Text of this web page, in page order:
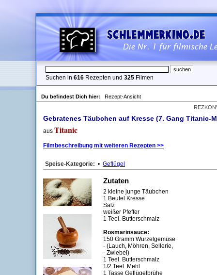
Suchen in 616 Rezepten und 325 Filmen
Du befindest Dich hier:
Rezept-Ansicht
Gebratenes Täubchen auf Kresse (7. Gang Titanic-
aus Titanic
Filmbeschreibung mit weiteren Rezepten >>
Speise-Kategorie: • Geflügel
Zutaten
2 kleine junge Täubchen
1 Beutel Kresse
Salz
weißer Pfeffer
1 Teel. Butterschmalz
Rosmarinsauce:
150 Gramm Wurzelgemüse
- (Lauch, Möhren, Sellerie,
- Zwiebel)
1 Teel. Butterschmalz
1/2 Teel. Mehl
1 Tasse Geflügelbrühe